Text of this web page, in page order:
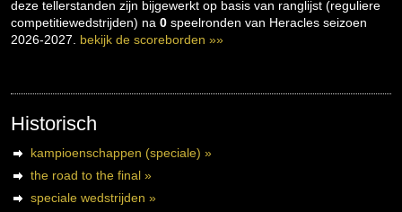
deze tellerstanden zijn bijgewerkt op basis van ranglijst (reguliere
competitiewedstrijden) na 0 speelronden van Heracles seizoen
2026-2027. bekijk de scoreborden »»
Historisch
kampioenschappen (speciale) »
the road to the final »
speciale wedstrijden »